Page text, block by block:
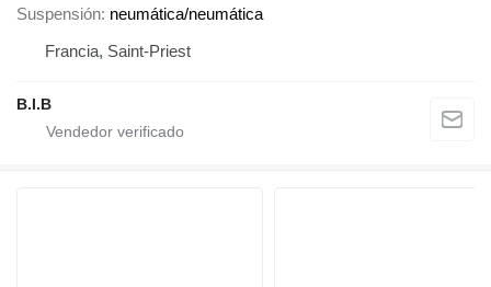
Suspensión neumática/neumática
Francia, Saint-Priest
B.I.B